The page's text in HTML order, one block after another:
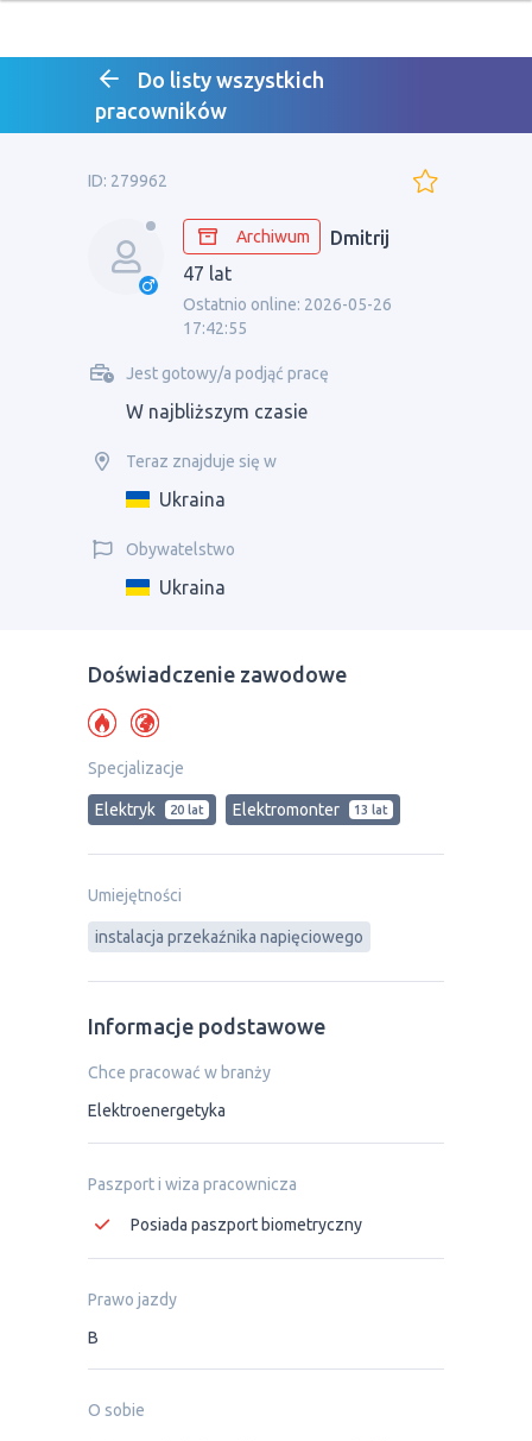
Do listy wszystkich
pracowników
ID: 279962
Archiwum
Dmitrij
47 lat
Ostatnio online: 2026-05-26
17:42:55
Jest gotowy/a podjąć pracę
W najbliższym czasie
Teraz znajduje się w
Ukraina
Obywatelstwo
Ukraina
Doświadczenie zawodowe
Specjalizacje
Elektryk 20 lat Elektromonter 13 lat
Umiejętności
instalacja przekaźnika napięciowego
Informacje podstawowe
Chce pracować w branży
Elektroenergetyka
Paszport i wiza pracownicza
Posiada paszport biometryczny
Prawo jazdy
B
O sobie